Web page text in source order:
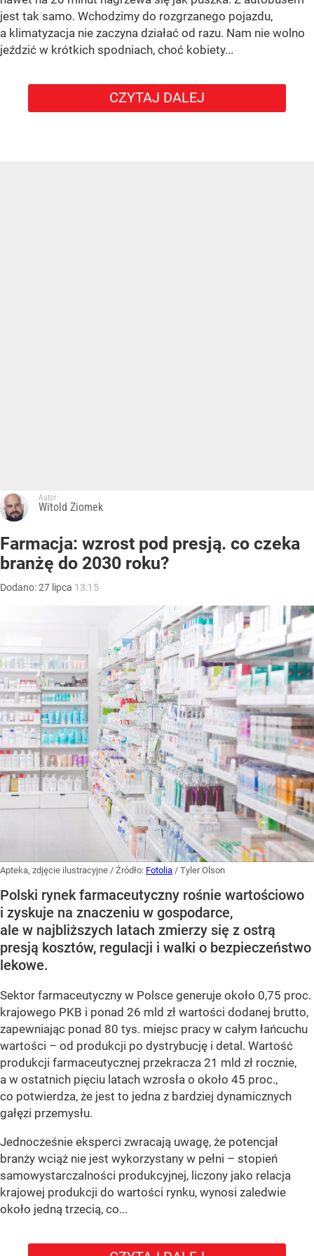
jest tak samo. Wchodzimy do rozgrzanego pojazdu,
a klimatyzacja nie zaczyna działać od razu. Nam nie wolno
jeździć w krótkich spodniach, choć kobiety...
CZYTAJ DALEJ
Autor:
Witold Ziomek
Farmacja: wzrost pod presją. co czeka
branżę do 2030 roku?
Dodano:27 lipca 13:15
Apteka, zdjęcie ilustracyjne / Źródło: Fotolia / Tyler Olson
Polski rynek farmaceutyczny rośnie wartościowo
i zyskuje na znaczeniu w gospodarce,
ale w najbliższych latach zmierzy się z ostrą
presją kosztów, regulacji i walki o bezpieczeństwo
lekowe.
Sektor farmaceutyczny w Polsce generuje około 0,75 proc.
krajowego PKB i ponad 26 mld zł wartości dodanej brutto,
zapewniając ponad 80 tys. miejsc pracy w całym łańcuchu
wartości – od produkcji po dystrybucję i detal. Wartość
produkcji farmaceutycznej przekracza 21 mld zł rocznie,
a w ostatnich pięciu latach wzrosła o około 45 proc.,
co potwierdza, że jest to jedna z bardziej dynamicznych
gałęzi przemysłu.
Jednocześnie eksperci zwracają uwagę, że potencjał
branży wciąż nie jest wykorzystany w pełni – stopień
samowystarczalności produkcyjnej, liczony jako relacja
krajowej produkcji do wartości rynku, wynosi zaledwie
około jedną trzecią, co...